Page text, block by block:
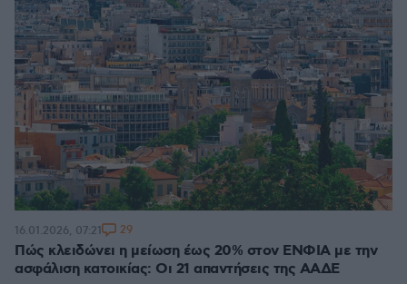
Πώς κλειδώνει η μείωση έως 20% στον ΕΝΦΙΑ με την
ασφάλιση κατοικίας: Οι 21 απαντήσεις της ΑΑΔΕ
16.01.2026, 07:21 29